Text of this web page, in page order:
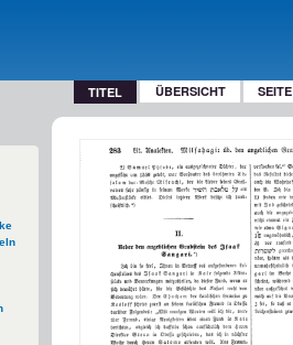
TITEL ÜBERSICHT SEITE